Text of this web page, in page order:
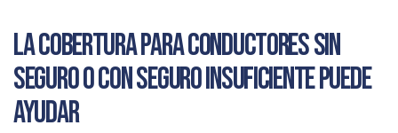
La cobertura para conductores sin
seguro o con seguro insuficiente puede
ayudar